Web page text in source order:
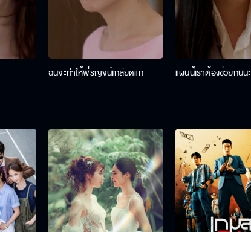
ฉันจะทำให้พี่รัญจน์เกลียดแก แผนนี้เราต้องช่วยกันนะ